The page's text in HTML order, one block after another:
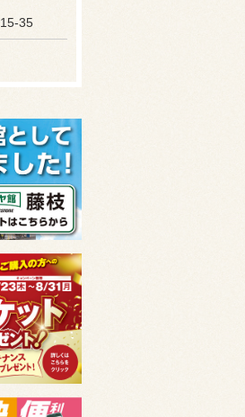
35